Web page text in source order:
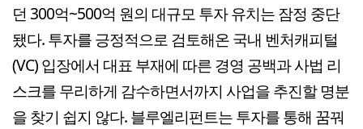
던 300억~500억 원의 대규모 투자 유치는 잠정 중단
됐다. 투자를 긍정적으로 검토해온 국내 벤처캐피털
(VC) 입장에서 대표 부재에 따른 경영 공백과 사법 리
스크를 무리하게 감수하면서까지 사업을 추진할 명분
을 찾기 쉽지 않다. 블루엘리펀트는 투자를 통해 꿈꿔